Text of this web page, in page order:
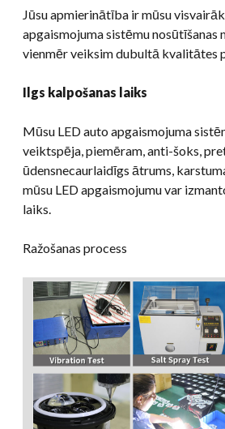
Jūsu apmierinātība ir mūsu
apgaismojuma sistēmu nosūtīšanas
vienmēr veiksim dubultā kvalitātes
Ilgs kalpošanas laiks
Mūsu LED auto apgaismojuma
veiktspēja, piemēram, anti-šoks,
ūdensnecaurlaidīgs ātrums,
mūsu LED apgaismojumu var
laiks.
Ražošanas process